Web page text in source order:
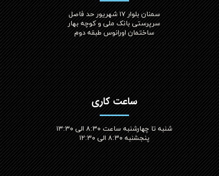
سمنان بلوار ۱۷ شهریور حد فاصل
سرپرستی بانک ملی و کوچه بهار
ساختمان اورانوس طبقه دوم
ساعت کاری
شنبه تا چهارشنبه ساعت ۸:۳۰ الی ۱۳:۳۰
پنجشنبه ۸:۳۰ الی ۱۲:۳۰​​​​​​​